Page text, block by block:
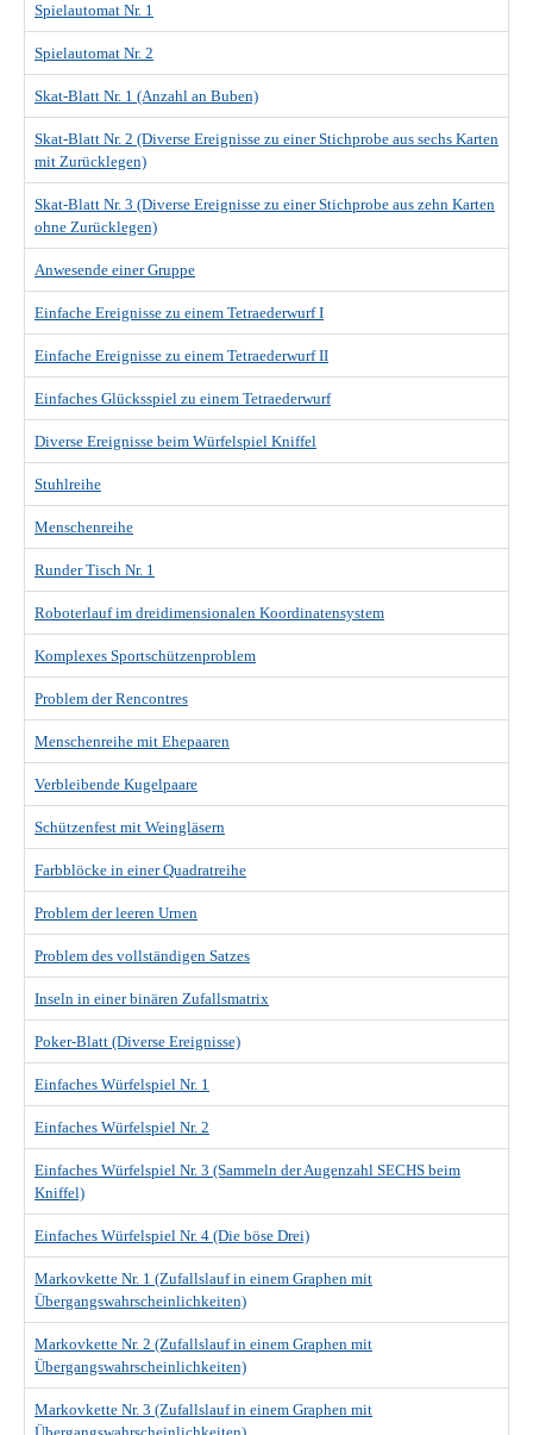
Spielautomat Nr. 1
Spielautomat Nr. 2
Skat-Blatt Nr. 1 (Anzahl an Buben)
Skat-Blatt Nr. 2 (Diverse Ereignisse zu einer Stichprobe aus sechs Karten
mit Zurücklegen)
Skat-Blatt Nr. 3 (Diverse Ereignisse zu einer Stichprobe aus zehn Karten
ohne Zurücklegen)
Anwesende einer Gruppe
Einfache Ereignisse zu einem Tetraederwurf I
Einfache Ereignisse zu einem Tetraederwurf II
Einfaches Glücksspiel zu einem Tetraederwurf
Diverse Ereignisse beim Würfelspiel Kniffel
Stuhlreihe
Menschenreihe
Runder Tisch Nr. 1
Roboterlauf im dreidimensionalen Koordinatensystem
Komplexes Sportschützenproblem
Problem der Rencontres
Menschenreihe mit Ehepaaren
Verbleibende Kugelpaare
Schützenfest mit Weingläsern
Farbblöcke in einer Quadratreihe
Problem der leeren Urnen
Problem des vollständigen Satzes
Inseln in einer binären Zufallsmatrix
Poker-Blatt (Diverse Ereignisse)
Einfaches Würfelspiel Nr. 1
Einfaches Würfelspiel Nr. 2
Einfaches Würfelspiel Nr. 3 (Sammeln der Augenzahl SECHS beim
Kniffel)
Einfaches Würfelspiel Nr. 4 (Die böse Drei)
Markovkette Nr. 1 (Zufallslauf in einem Graphen mit
Übergangswahrscheinlichkeiten)
Markovkette Nr. 2 (Zufallslauf in einem Graphen mit
Übergangswahrscheinlichkeiten)
Markovkette Nr. 3 (Zufallslauf in einem Graphen mit